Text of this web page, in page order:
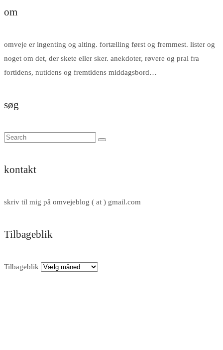
om
omveje er ingenting og alting. fortælling først og fremmest. lister og
noget om det, der skete eller sker. anekdoter, røvere og pral fra
fortidens, nutidens og fremtidens middagsbord…
søg
kontakt
skriv til mig på omvejeblog ( at ) gmail.com
Tilbageblik
Tilbageblik